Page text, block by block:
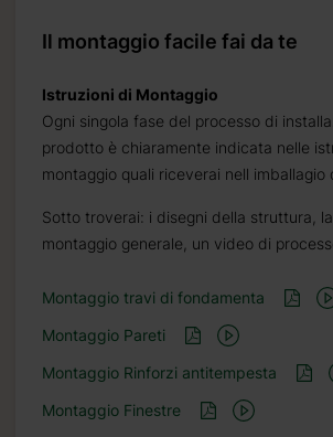
Il montaggio facile fai da te
Istruzioni di Montaggio
Ogni singola fase del processo di
prodotto è chiaramente indicata nelle
montaggio quali riceverai nell imballagio
Sotto troverai: i disegni della struttura,
montaggio generale, un video di
Montaggio travi di fondamenta
Montaggio Pareti
Montaggio Rinforzi antitempesta
Montaggio Finestre